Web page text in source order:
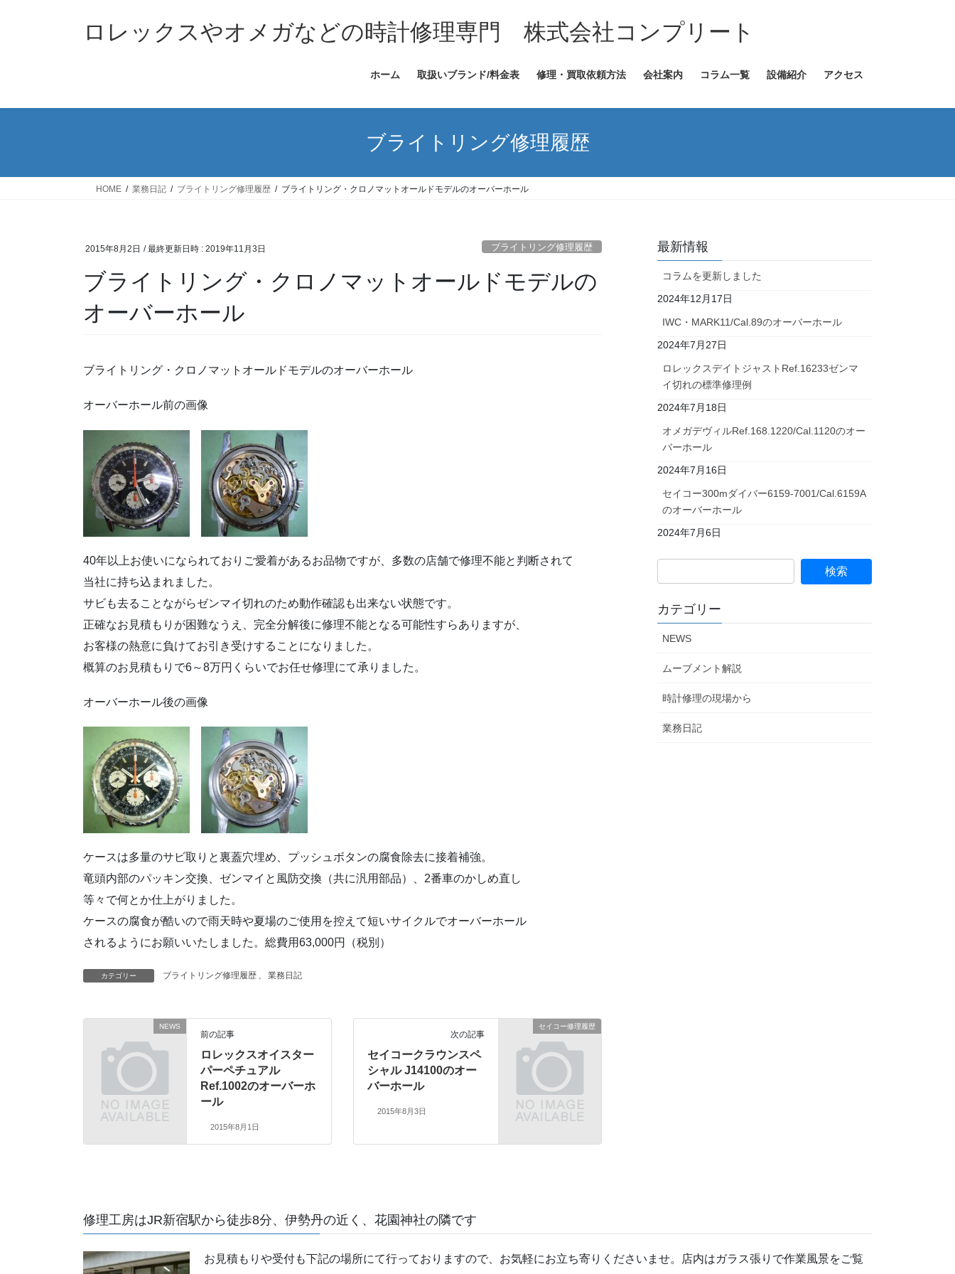
ス
ン
ロレックスやオメガなどの時計修理専門 株式会社コンプリート
ホーム 取扱いブランド/料金表 修理・買取依頼方法 会社案内 コラム一覧 設備紹介 アクセス
ブライトリング修理履歴
HOME 業務日記 ブライトリング修理履歴 ブライトリング・クロノマットオールドモデルのオーバーホール
2015年8月2日 / 最終更新日時 : 2019年11月3日 ブライトリング修理履歴
ブライトリング・クロノマットオールドモデルの
オーバーホール
ブライトリング・クロノマットオールドモデルのオーバーホール
オーバーホール前の画像
40年以上お使いになられておりご愛着があるお品物ですが、多数の店舗で修理不能と判断されて
当社に持ち込まれました。
サビも去ることながらゼンマイ切れのため動作確認も出来ない状態です。
正確なお見積もりが困難なうえ、完全分解後に修理不能となる可能性すらありますが、
お客様の熱意に負けてお引き受けすることになりました。
概算のお見積もりで6～8万円くらいでお任せ修理にて承りました。
オーバーホール後の画像
ケースは多量のサビ取りと裏蓋穴埋め、プッシュボタンの腐食除去に接着補強。
竜頭内部のパッキン交換、ゼンマイと風防交換（共に汎用部品）、2番車のかしめ直し
等々で何とか仕上がりました。
ケースの腐食が酷いので雨天時や夏場のご使用を控えて短いサイクルでオーバーホール
されるようにお願いいたしました。総費用63,000円（税別）
カテゴリー ブライトリング修理履歴 、 業務日記
NEWS
前の記事
ロレックスオイスター
パーペチュアル
Ref.1002のオーバーホ
ール
2015年8月1日
セイコー修理履歴
次の記事
セイコークラウンスペ
シャル J14100のオー
バーホール
2015年8月3日
最新情報
コラムを更新しました
2024年12月17日
IWC・MARK11/Cal.89のオーバーホール
2024年7月27日
ロレックスデイトジャストRef.16233ゼンマ
イ切れの標準修理例
2024年7月18日
オメガデヴィルRef.168.1220/Cal.1120のオー
バーホール
2024年7月16日
セイコー300mダイバー6159-7001/Cal.6159A
のオーバーホール
2024年7月6日
カテゴリー
NEWS
ムーブメント解説
時計修理の現場から
業務日記
修理工房はJR新宿駅から徒歩8分、伊勢丹の近く、花園神社の隣です
お見積もりや受付も下記の場所にて行っておりますので、お気軽にお立ち寄りくださいませ。店内はガラス張りで作業風景をご覧